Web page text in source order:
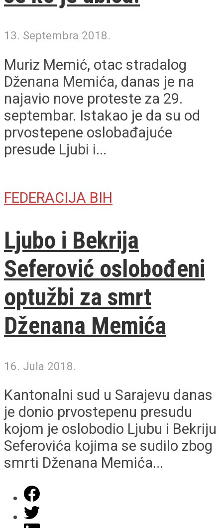
13. Septembra 2018.
Muriz Memić, otac stradalog
Dženana Memića, danas je na
najavio nove proteste za 29.
septembar. Istakao je da su od
prvostepene oslobađajuće
presude Ljubi i...
FEDERACIJA BIH
Ljubo i Bekrija
Seferović oslobođeni
optužbi za smrt
Dženana Memića
16. Jula 2018.
Kantonalni sud u Sarajevu danas
je donio prvostepenu presudu
kojom je oslobodio Ljubu i Bekriju
Seferovića kojima se sudilo zbog
smrti Dženana Memića...